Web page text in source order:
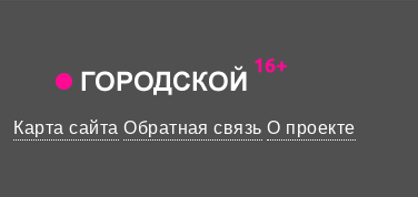
Карта сайта Обратная связь О проекте